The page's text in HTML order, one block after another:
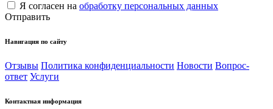
Я согласен на обработку персональных данных
Отправить
Навигация по сайту
Отзывы Политика конфиденциальности Новости Вопрос-
ответ Услуги
Контактная информация